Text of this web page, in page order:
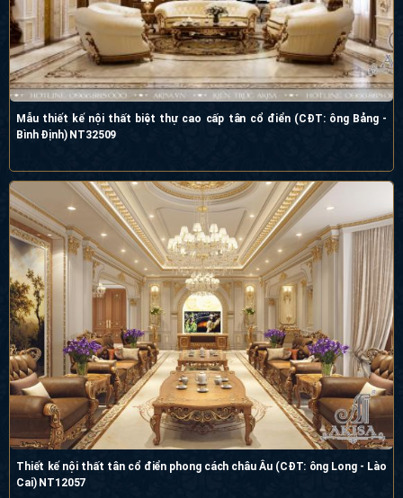
Mẫu thiết kế nội thất biệt thự cao cấp tân cổ điển (CĐT: ông Bảng -
Bình Định) NT32509
Thiết kế nội thất tân cổ điển phong cách châu Âu (CĐT: ông Long - Lào
Cai) NT12057